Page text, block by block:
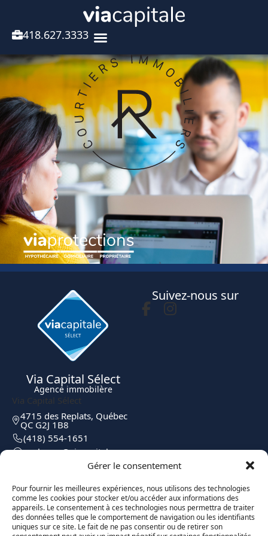
Gérer le consentement
Pour fournir les meilleures expériences, nous utilisons des technologies
comme les cookies pour stocker et/ou accéder aux informations des
appareils. Le consentement à ces technologies nous permettra de traiter
des données telles que le comportement de navigation ou les identifiants
uniques sur ce site. Le fait de ne pas consentir ou de retirer son
418.627.3333
Via Capital Sélect
Agence immobilère
Via Capital Sélect
4715 des Replats, Québec
QC G2J 1B8
(418) 554-1651
moc.elatipacaiv@egreborp
Suivez-nous sur